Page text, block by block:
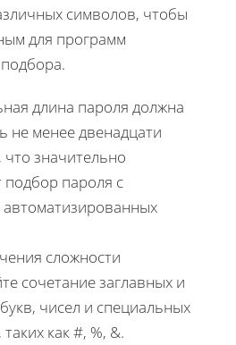
символов, чтобы
для программ
длина пароля должна
не менее двенадцати
значительно
подбор пароля с
сложности
сочетание заглавных и
чисел и специальных
как #, %, &.